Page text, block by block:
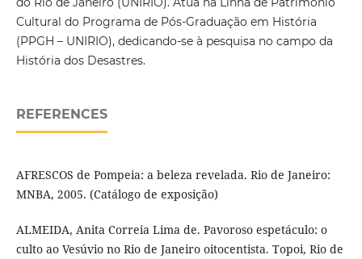
Cultural do Programa de Pós-Graduação em História
(PPGH – UNIRIO), dedicando-se à pesquisa no campo da
História dos Desastres.
REFERENCES
AFRESCOS de Pompeia: a beleza revelada. Rio de Janeiro:
MNBA, 2005. (Catálogo de exposição)
ALMEIDA, Anita Correia Lima de. Pavoroso espetáculo: o
culto ao Vesúvio no Rio de Janeiro oitocentista. Topoi, Rio de